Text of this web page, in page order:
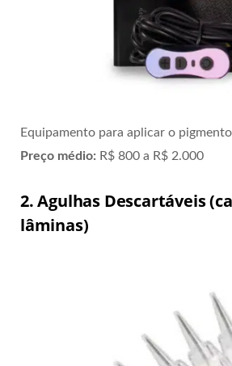
Equipamento para aplicar o
Preço médio: R$ 800 a R$ 2.000
2. Agulhas Descartáveis
lâminas)